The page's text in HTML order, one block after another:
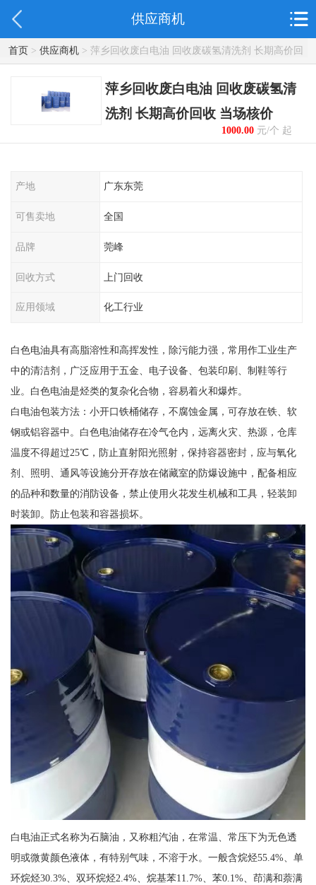
供应商机
首页> 供应商机> 萍乡回收废白电油 回收废碳氢清洗剂 长期高价回
收 当场核价
萍乡回收废白电油 回收废碳氢清
洗剂 长期高价回收 当场核价
1000.00元/个 起
产地 广东东莞
可售卖地 全国
品牌 莞峰
回收方式 上门回收
应用领域 化工行业
白色电油具有高脂溶性和高挥发性，除污能力强，常用作工业生产
中的清洁剂，广泛应用于五金、电子设备、包装印刷、制鞋等行
业。白色电油是烃类的复杂化合物，容易着火和爆炸。
白电油包装方法：小开口铁桶储存，不腐蚀金属，可存放在铁、软
钢或铝容器中。白色电油储存在冷气仓内，远离火灾、热源，仓库
温度不得超过25℃，防止直射阳光照射，保持容器密封，应与氧化
剂、照明、通风等设施分开存放在储藏室的防爆设施中，配备相应
的品种和数量的消防设备，禁止使用火花发生机械和工具，轻装卸
时装卸。防止包装和容器损坏。
白电油正式名称为石脑油，又称粗汽油，在常温、常压下为无色透
明或微黄颜色液体，有特别气味，不溶于水。一般含烷烃55.4%、单
环烷烃30.3%、双环烷烃2.4%、烷基苯11.7%、苯0.1%、茚满和萘满